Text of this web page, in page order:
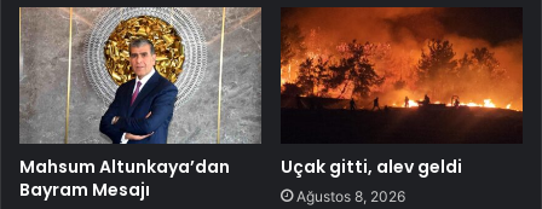
Mahsum Altunkaya’dan
Bayram Mesajı
Uçak gitti, alev geldi
Ağustos 8, 2026